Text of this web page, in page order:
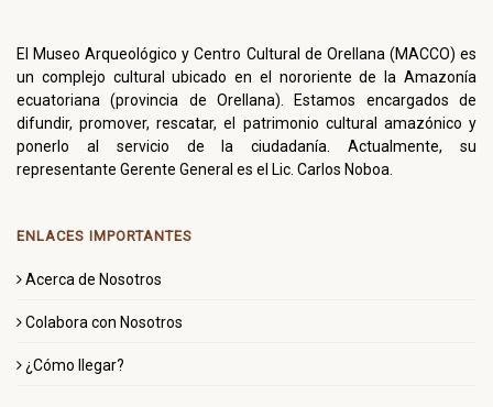
El Museo Arqueológico y Centro Cultural de Orellana (MACCO) es
un complejo cultural ubicado en el nororiente de la Amazonía
ecuatoriana (provincia de Orellana). Estamos encargados de
difundir, promover, rescatar, el patrimonio cultural amazónico y
ponerlo al servicio de la ciudadanía. Actualmente, su
representante Gerente General es el Lic. Carlos Noboa.
ENLACES IMPORTANTES
Acerca de Nosotros
Colabora con Nosotros
¿Cómo llegar?